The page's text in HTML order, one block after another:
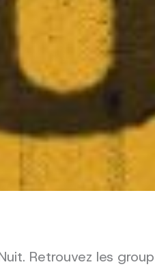
Retrouvez les